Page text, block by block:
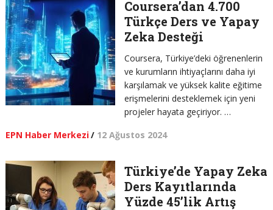
Coursera’dan 4.700
Türkçe Ders ve Yapay
Zeka Desteği
Coursera, Türkiye’deki öğrenenlerin
ve kurumların ihtiyaçlarını daha iyi
karşılamak ve yüksek kalite eğitime
erişmelerini desteklemek için yeni
projeler hayata geçiriyor. …
EPN Haber Merkezi/ 12 Ağustos 2024
Türkiye’de Yapay Zeka
Ders Kayıtlarında
Yüzde 45’lik Artış